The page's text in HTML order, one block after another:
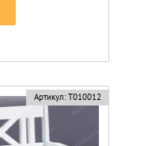
Артикул: Т010012